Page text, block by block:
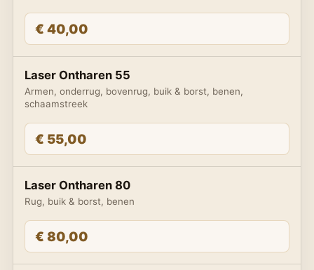
€ 40,00
Laser Ontharen 55
Armen, onderrug, bovenrug, buik & borst, benen,
schaamstreek
€ 55,00
Laser Ontharen 80
Rug, buik & borst, benen
€ 80,00